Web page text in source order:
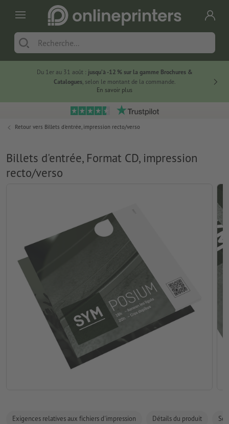
Du 1er au 31 août : jusqu’à -12 % sur la gamme Brochures &
Catalogues, selon le montant de la commande.
En savoir plus
Retour vers Billets d'entrée, impression recto/verso
Billets d'entrée, Format CD, impression
recto/verso
Exigences relatives aux fichiers d'impression Détails du produit